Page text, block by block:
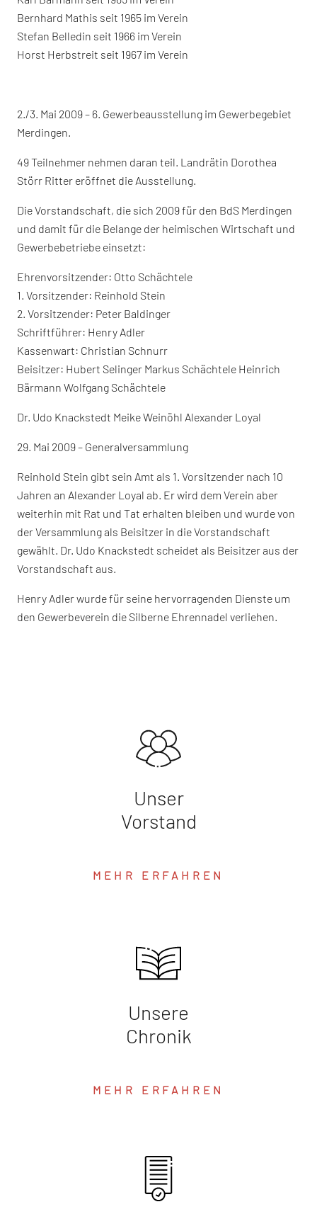
Bernhard Mathis seit 1965 im Verein
Stefan Belledin seit 1966 im Verein
Horst Herbstreit seit 1967 im Verein
2./3. Mai 2009 – 6. Gewerbeausstellung im Gewerbegebiet
Merdingen.
49 Teilnehmer nehmen daran teil. Landrätin Dorothea
Störr Ritter eröffnet die Ausstellung.
Die Vorstandschaft, die sich 2009 für den BdS Merdingen
und damit für die Belange der heimischen Wirtschaft und
Gewerbebetriebe einsetzt:
Ehrenvorsitzender: Otto Schächtele
1. Vorsitzender: Reinhold Stein
2. Vorsitzender: Peter Baldinger
Schriftführer: Henry Adler
Kassenwart: Christian Schnurr
Beisitzer: Hubert Selinger Markus Schächtele Heinrich
Bärmann Wolfgang Schächtele
Dr. Udo Knackstedt Meike Weinöhl Alexander Loyal
29. Mai 2009 – Generalversammlung
Reinhold Stein gibt sein Amt als 1. Vorsitzender nach 10
Jahren an Alexander Loyal ab. Er wird dem Verein aber
weiterhin mit Rat und Tat erhalten bleiben und wurde von
der Versammlung als Beisitzer in die Vorstandschaft
gewählt. Dr. Udo Knackstedt scheidet als Beisitzer aus der
Vorstandschaft aus.
Henry Adler wurde für seine hervorragenden Dienste um
den Gewerbeverein die Silberne Ehrennadel verliehen.
Unser
Vorstand
MEHR ERFAHREN
Unsere
Chronik
MEHR ERFAHREN